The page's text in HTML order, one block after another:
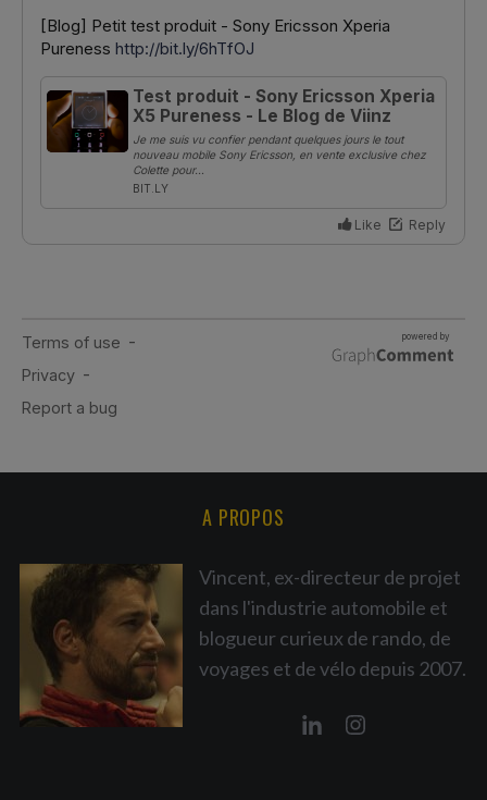
A PROPOS
Vincent, ex-directeur de projet
dans l'industrie automobile et
blogueur curieux de rando, de
voyages et de vélo depuis 2007.